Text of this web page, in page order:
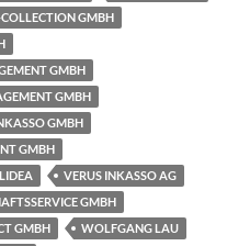
GMBH
GMBH
GMBH
GMBH
GMBH
VERUS INKASSO AG
GMBH
GMBH
WOLFGANG LAU